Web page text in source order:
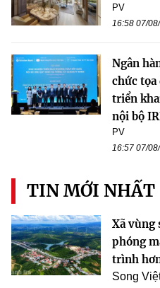
PV
16:58 07/
Ngân
chức tọa
triển
nội bộ
PV
16:57 07/
TIN MỚI NHẤT
Xã vùng
phóng
trình
Song